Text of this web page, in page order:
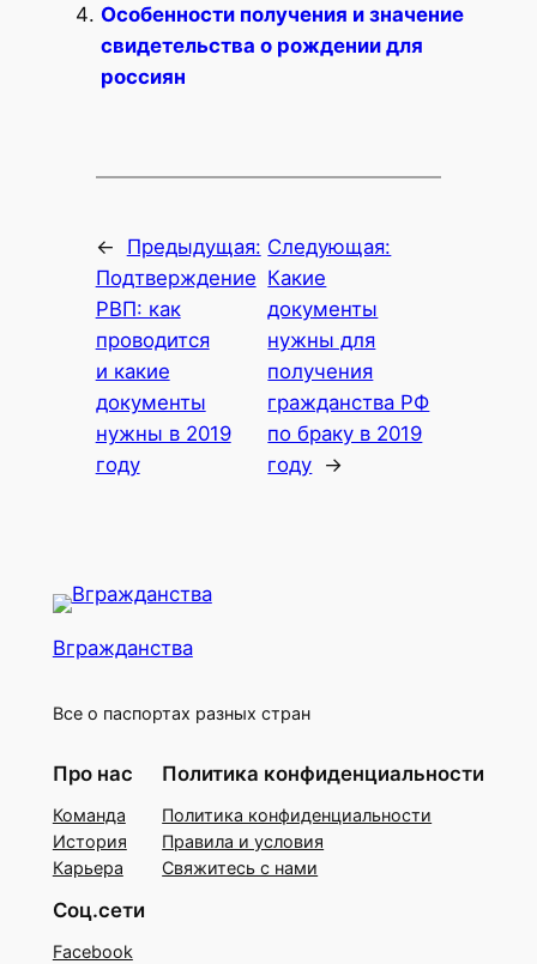
Особенности получения и значение
свидетельства о рождении для
россиян
←
Предыдущая:
Подтверждение
РВП: как
проводится
и какие
документы
нужны в 2019
году
Следующая:
Какие
документы
нужны для
получения
гражданства РФ
по браку в 2019
году →
Вгражданства
Все о паспортах разных стран
Про нас
Команда
История
Карьера
Политика конфиденциальности
Политика конфиденциальности
Правила и условия
Свяжитесь с нами
Соц.сети
Facebook